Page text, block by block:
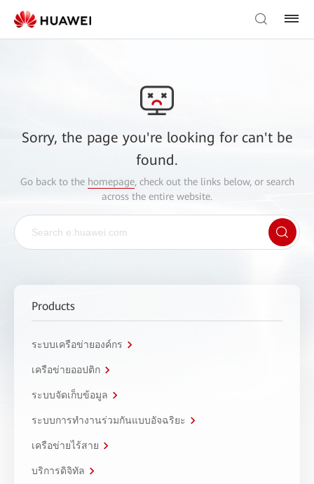
Sorry, the page you're looking for can't be
found.
Go back to the homepage, check out the links below, or search
across the entire website.
Products
ระบบเครือข่ายองค์กร
เครือข่ายออปติก
ระบบจัดเก็บข้อมูล
ระบบการทำงานร่วมกันแบบอัจฉริยะ
เครือข่ายไร้สาย
บริการดิจิทัล